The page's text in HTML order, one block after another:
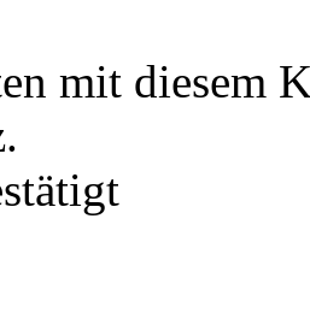
mit diesem